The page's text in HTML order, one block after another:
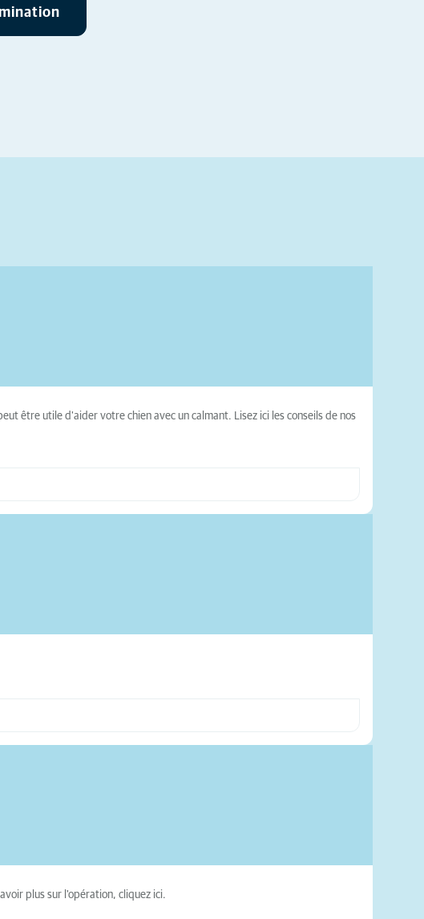
être utile d'aider votre chien avec un calmant. Lisez ici les conseils de nos
plus sur l'opération, cliquez ici.